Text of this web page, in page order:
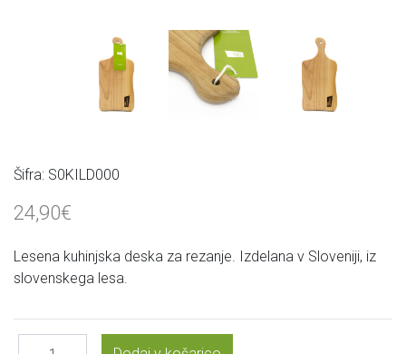
Šifra: S0KILD000
24,90€
Lesena kuhinjska deska za rezanje. Izdelana v Sloveniji, iz
slovenskega lesa.